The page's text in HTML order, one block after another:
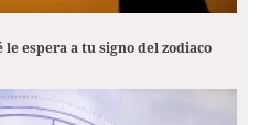
espera a tu signo del zodiaco